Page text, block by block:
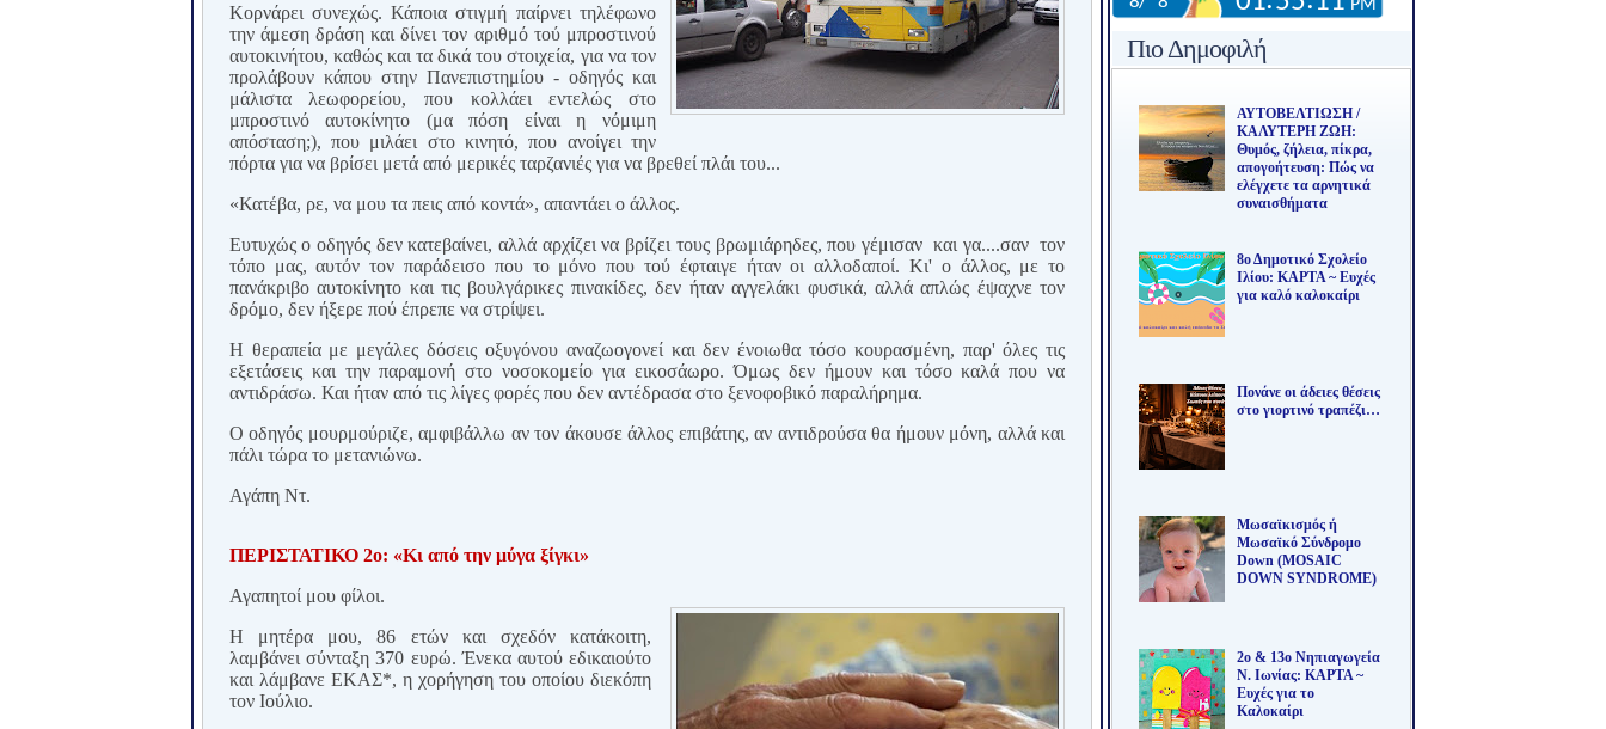
Κορνάρει συνεχώς. Κάποια στιγμή παίρνει τηλέφωνο
την άμεση δράση και δίνει τον αριθμό τού μπροστινού
αυτοκινήτου, καθώς και τα δικά του στοιχεία, για να τον
προλάβουν κάπου στην Πανεπιστημίου - οδηγός και
μάλιστα λεωφορείου, που κολλάει εντελώς στο
μπροστινό αυτοκίνητο (μα πόση είναι η νόμιμη
απόσταση;), που μιλάει στο κινητό, που ανοίγει την
πόρτα για να βρίσει μετά από μερικές ταρζανιές για να βρεθεί πλάι του...
«Κατέβα, ρε, να μου τα πεις από κοντά», απαντάει ο άλλος.
Ευτυχώς ο οδηγός δεν κατεβαίνει, αλλά αρχίζει να βρίζει τους βρωμιάρηδες, που γέμισαν και γα....σαν τον
τόπο μας, αυτόν τον παράδεισο που το μόνο που τού έφταιγε ήταν οι αλλοδαποί. Κι' ο άλλος, με το
πανάκριβο αυτοκίνητο και τις βουλγάρικες πινακίδες, δεν ήταν αγγελάκι φυσικά, αλλά απλώς έψαχνε τον
δρόμο, δεν ήξερε πού έπρεπε να στρίψει.
Η θεραπεία με μεγάλες δόσεις οξυγόνου αναζωογονεί και δεν ένοιωθα τόσο κουρασμένη, παρ' όλες τις
εξετάσεις και την παραμονή στο νοσοκομείο για εικοσάωρο. Όμως δεν ήμουν και τόσο καλά που να
αντιδράσω. Και ήταν από τις λίγες φορές που δεν αντέδρασα στο ξενοφοβικό παραλήρημα.
Ο οδηγός μουρμούριζε, αμφιβάλλω αν τον άκουσε άλλος επιβάτης, αν αντιδρούσα θα ήμουν μόνη, αλλά και
πάλι τώρα το μετανιώνω.
Αγάπη Ντ.
ΠΕΡΙΣΤΑΤΙΚΟ 2ο: «Κι από την μύγα ξίγκι»
Αγαπητοί μου φίλοι.
Η μητέρα μου, 86 ετών και σχεδόν κατάκοιτη,
λαμβάνει σύνταξη 370 ευρώ. Ένεκα αυτού εδικαιούτο
και λάμβανε ΕΚΑΣ*, η χορήγηση του οποίου διεκόπη
τον Ιούλιο.
Πιο Δημοφιλή
ΑΥΤΟΒΕΛΤΙΩΣΗ /
ΚΑΛΥΤΕΡΗ ΖΩΗ:
Θυμός, ζήλεια, πίκρα,
απογοήτευση: Πώς να
ελέγχετε τα αρνητικά
συναισθήματα
8ο Δημοτικό Σχολείο
Ιλίου: ΚΑΡΤΑ ~ Ευχές
για καλό καλοκαίρι
Πονάνε οι άδειες θέσεις
στο γιορτινό τραπέζι…
Μωσαϊκισμός ή
Μωσαϊκό Σύνδρομο
Down (MOSAIC
DOWN SYNDROME)
2ο & 13ο Νηπιαγωγεία
Ν. Ιωνίας: ΚΑΡΤΑ ~
Ευχές για το
Καλοκαίρι